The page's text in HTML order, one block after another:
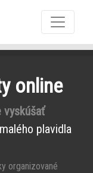
online
vyskúšať
plavidla
organizované